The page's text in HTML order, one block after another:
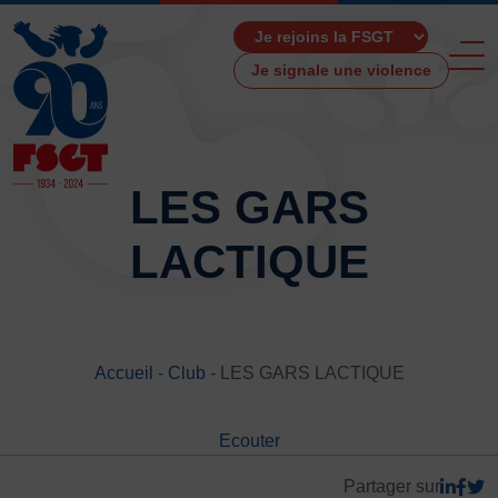
Je signale une violence
Les Boutiques F.S.G.T
LES GARS
LACTIQUE
Accueil - Club - LES GARS LACTIQUE
Ecouter
Partager sur